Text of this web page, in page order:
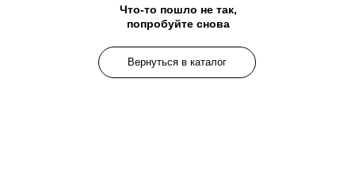
Что-то пошло не так,
попробуйте снова
Вернуться в каталог